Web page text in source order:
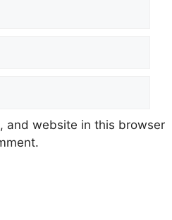
and website in this browser